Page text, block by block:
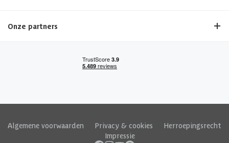
Onze partners
Algemene voorwaarden Privacy & cookies
Herroepingsrecht
Impressie